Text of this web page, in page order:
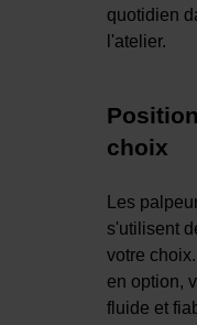
quotidien
l'atelier.
choix
Les
s'utilisent
votre
en option,
fluide et